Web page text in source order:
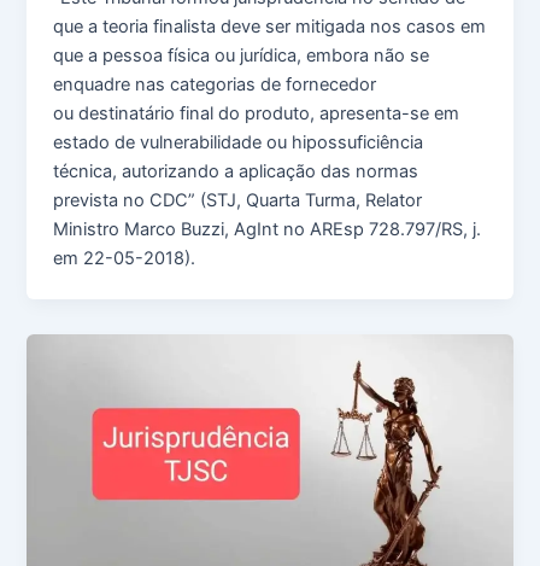
que a teoria finalista deve ser mitigada nos casos em
que a pessoa física ou jurídica, embora não se
enquadre nas categorias de fornecedor
ou destinatário final do produto, apresenta-se em
estado de vulnerabilidade ou hipossuficiência
técnica, autorizando a aplicação das normas
prevista no CDC” (STJ, Quarta Turma, Relator
Ministro Marco Buzzi, AgInt no AREsp 728.797/RS, j.
em 22-05-2018).